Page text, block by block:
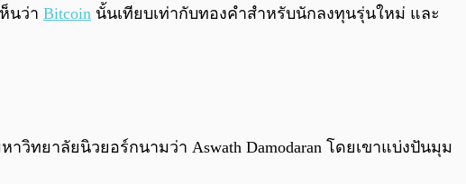
/ 0:00
นว่า Bitcoin นั้นเทียบเท่ากับทองคำสำหรับนักลงทุนรุ่นใหม่ และ
าวิทยาลัยนิวยอร์กนามว่า Aswath Damodaran โดยเขาแบ่งปันมุม